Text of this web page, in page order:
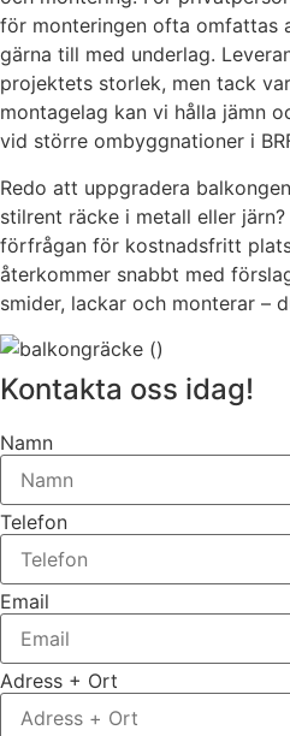
för monteringen ofta omfattas
gärna till med underlag.
projektets storlek, men tack
montagelag kan vi hålla jämn
vid större ombyggnationer i
Redo att uppgradera
stilrent räcke i metall eller
förfrågan för kostnadsfritt
återkommer snabbt med
smider, lackar och monterar –
Kontakta oss idag!
Namn
Telefon
Email
Adress + Ort